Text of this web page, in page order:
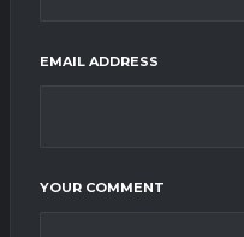
EMAIL ADDRESS
YOUR COMMENT